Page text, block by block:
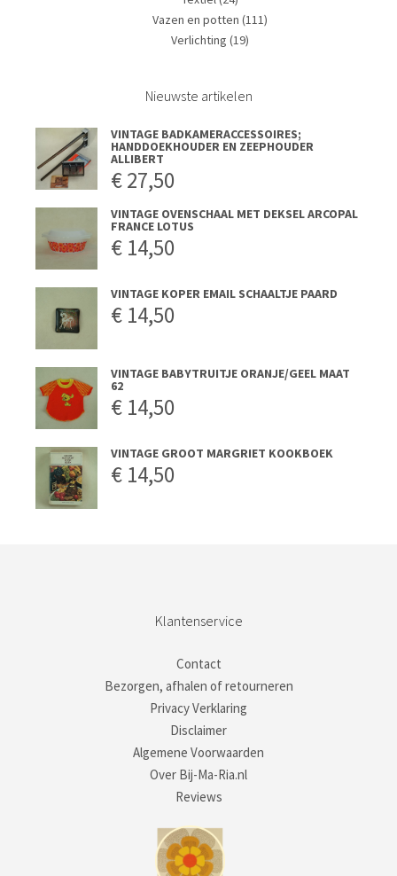
Vazen en potten (111)
Verlichting (19)
Nieuwste artikelen
VINTAGE BADKAMERACCESSOIRES;
HANDDOEKHOUDER EN ZEEPHOUDER
ALLIBERT
€27,50
VINTAGE OVENSCHAAL MET DEKSEL ARCOPAL
FRANCE LOTUS
€ 14,50
VINTAGE KOPER EMAIL SCHAALTJE PAARD
€ 14,50
VINTAGE BABYTRUITJE ORANJE/GEEL MAAT
62
€ 14,50
VINTAGE GROOT MARGRIET KOOKBOEK
€ 14,50
Klantenservice
Contact
Bezorgen, afhalen of retourneren
Privacy Verklaring
Disclaimer
Algemene Voorwaarden
Over Bij-Ma-Ria.nl
Reviews